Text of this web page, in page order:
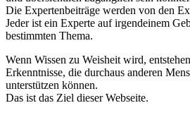
Die Expertenbeiträge werden von den
Jeder ist ein Experte auf irgendeinem
bestimmten Thema.
Wenn Wissen zu Weisheit wird,
Erkenntnisse, die durchaus anderen
unterstützen können.
Das ist das Ziel dieser Webseite.